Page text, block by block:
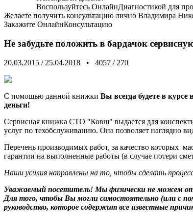
Воспользуйтесь ОнлайнДиагностикой для
Желаете получить консультацию лично Владимира
Закажите ОнлайнКонсультацию
Не забудьте положить в бардачок
20.03.2015 / 25.04.2018 • 4057 / 270
С помощью данной книжки Вы всегда будете в
деньги!
Сервисная книжка СТО "Ковш" выдается для
услуг по техобслуживанию. Она позволяет наглядно
Перечень производимых работ, за качество которых
гарантии на выполненные работы (в случае потери
Наши усилия направлены на то, чтобы сделать
Уважаемый посетитель! Мы физически не можем
Для того, чтобы Вы могли самостоятельно (или с
руководство, которое содержит все известные